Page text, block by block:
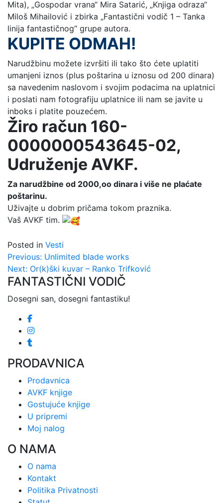
Mita), „Gospodar vrana“ Mira Satarić, „Knjiga odraza“
Miloš Mihailović i zbirka „Fantastični vodič 1 – Tanka
linija fantastičnog“ grupe autora.
KUPITE ODMAH!
Narudžbinu možete izvršiti ili tako što ćete uplatiti
umanjeni iznos (plus poštarina u iznosu od 200 dinara)
sa navedenim naslovom i svojim podacima na uplatnici
i poslati nam fotografiju uplatnice ili nam se javite u
inboks i platite pouzećem.
Žiro račun 160-
0000000543645-02,
Udruženje AVKF.
Za narudžbine od 2000,oo dinara i više ne plaćate
poštarinu.
Uživajte u dobrim pričama tokom praznika.
Vaš AVKF tim.
Posted in Vesti
Kretanje
članka
Previous: Unlimited blade works
Next: Or(k)ški kuvar – Ranko Trifković
FANTASTIČNI VODIČ
Dosegni san, dosegni fantastiku!
PRODAVNICA
Prodavnica
AVKF knjige
Gostujuće knjige
U pripremi
Moj nalog
O NAMA
O nama
Kontakt
Politika Privatnosti